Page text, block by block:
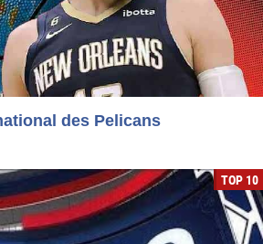
des Pelicans
TOP 10